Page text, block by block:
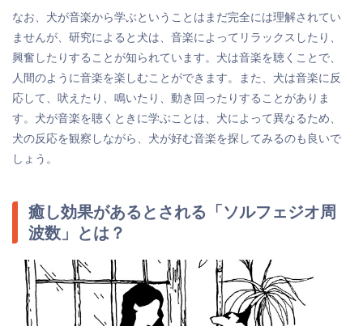
なお、犬が音楽から学ぶということはまだ完全には理解されてい
ませんが、研究によると犬は、音楽によってリラックスしたり、
興奮したりすることが知られています。犬は音楽を聴くことで、
人間のように音楽を楽しむことができます。また、犬は音楽に反
応して、吠えたり、鳴いたり、動き回ったりすることがありま
す。犬が音楽を聴くときに学ぶことは、犬によって異なるため、
犬の反応を観察しながら、犬が好む音楽を探してみるのも良いで
しょう。
癒し効果があるとされる「ソルフェジオ周
波数」とは？